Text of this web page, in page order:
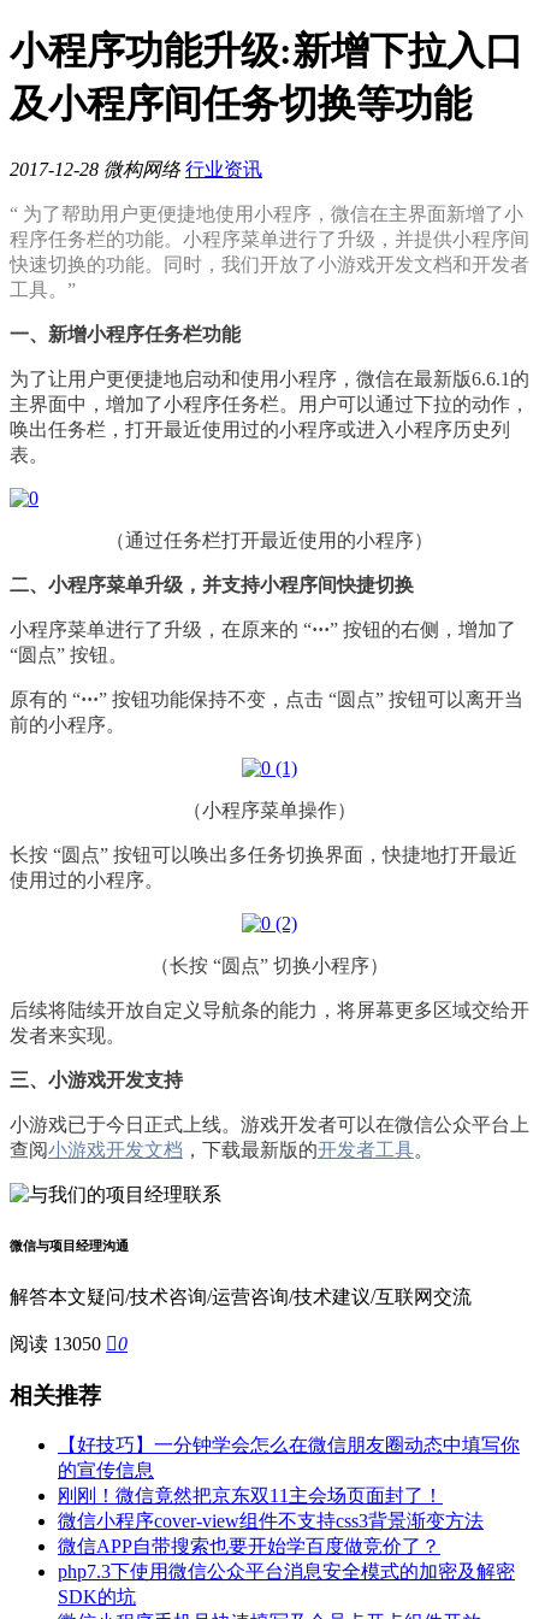
小程序功能升级:新增下拉入口
及小程序间任务切换等功能
2017-12-28 微构网络 行业资讯
“ 为了帮助用户更便捷地使用小程序，微信在主界面新增了小
程序任务栏的功能。小程序菜单进行了升级，并提供小程序间
快速切换的功能。同时，我们开放了小游戏开发文档和开发者
工具。”
一、新增小程序任务栏功能
为了让用户更便捷地启动和使用小程序，微信在最新版6.6.1的
主界面中，增加了小程序任务栏。用户可以通过下拉的动作，
唤出任务栏，打开最近使用过的小程序或进入小程序历史列
表。
（通过任务栏打开最近使用的小程序）
二、小程序菜单升级，并支持小程序间快捷切换
小程序菜单进行了升级，在原来的 “···” 按钮的右侧，增加了
“圆点” 按钮。
原有的 “···” 按钮功能保持不变，点击 “圆点” 按钮可以离开当
前的小程序。
（小程序菜单操作）
长按 “圆点” 按钮可以唤出多任务切换界面，快捷地打开最近
使用过的小程序。
（长按 “圆点” 切换小程序）
后续将陆续开放自定义导航条的能力，将屏幕更多区域交给开
发者来实现。
三、小游戏开发支持
小游戏已于今日正式上线。游戏开发者可以在微信公众平台上
查阅小游戏开发文档 ，下载最新版的开发者工具。
微信与项目经理沟通
解答本文疑问/技术咨询/运营咨询/技术建议/互联网交流
阅读 13050 0
相关推荐
【好技巧】一分钟学会怎么在微信朋友圈动态中填写你
的宣传信息
刚刚！微信竟然把京东双11主会场页面封了！
微信小程序cover-view组件不支持css3背景渐变方法
微信APP自带搜索也要开始学百度做竞价了？
php7.3下使用微信公众平台消息安全模式的加密及解密
SDK的坑